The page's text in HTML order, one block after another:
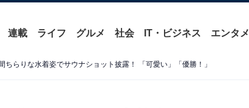
連載 ライフ グルメ 社会 IT・ビジネス エンタメ
ちらりな水着姿でサウナショット披露！ 「可愛い」「優勝！」